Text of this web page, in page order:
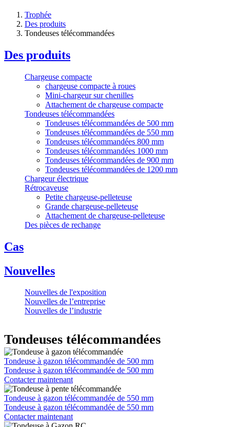
Trophée
Des produits
Tondeuses télécommandées
Des produits
Chargeuse compacte
chargeuse compacte à roues
Mini-chargeur sur chenilles
Attachement de chargeuse compacte
Tondeuses télécommandées
Tondeuses télécommandées de 500 mm
Tondeuses télécommandées de 550 mm
Tondeuses télécommandées 800 mm
Tondeuses télécommandées 1000 mm
Tondeuses télécommandées de 900 mm
Tondeuses télécommandées de 1200 mm
Chargeur électrique
Rétrocaveuse
Petite chargeuse-pelleteuse
Grande chargeuse-pelleteuse
Attachement de chargeuse-pelleteuse
Des pièces de rechange
Cas
Nouvelles
Nouvelles de l'exposition
Nouvelles de l’entreprise
Nouvelles de l’industrie
Tondeuses télécommandées
Tondeuse à gazon télécommandée de 500 mm
Tondeuse à gazon télécommandée de 500 mm
Contacter maintenant
Tondeuse à gazon télécommandée de 550 mm
Tondeuse à gazon télécommandée de 550 mm
Contacter maintenant